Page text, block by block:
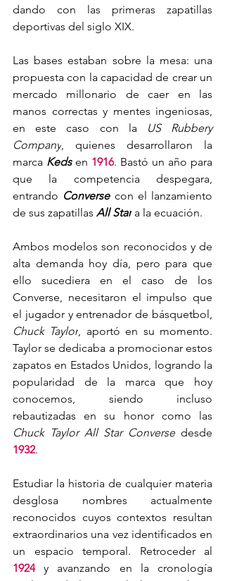
dando con las primeras zapatillas
deportivas del siglo XIX.
Las bases estaban sobre la mesa: una
propuesta con la capacidad de crear un
mercado millonario de caer en las
manos correctas y mentes ingeniosas,
en este caso con la
US Rubbery
Company , quienes desarrollaron la
marca Keds en 1916. Bastó un año para
que la competencia despegara,
entrando Converse con el lanzamiento
de sus zapatillas All Star a la ecuación.
Ambos modelos son reconocidos y de
alta demanda hoy día, pero para que
ello sucediera en el caso de los
Converse, necesitaron el impulso que
Chuck Taylor , aportó en su momento.
Taylor se dedicaba a promocionar estos
zapatos en Estados Unidos, logrando la
popularidad de la marca que hoy
conocemos, siendo incluso
Chuck Taylor All Star Converse
1932.
Estudiar la historia de cualquier materia
desglosa nombres actualmente
reconocidos cuyos contextos resultan
extraordinarios una vez identificados en
1924 y avanzando en la cronología